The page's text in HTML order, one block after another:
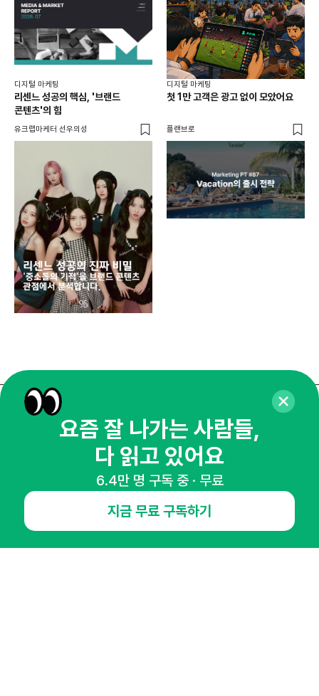
디지털 마케팅
리센느 성공의 핵심, '브랜드
콘텐츠'의 힘
유크랩마케터 선우의성
디지털 마케팅
첫 1만 고객은 광고 없이 모았어요
플랜브로
매주 화요일 아침,
마케팅 감각을 깨워 드릴게요!
65,043명의 마케터를 성장시키는 뉴스레터
요즘 잘 나가는 사람들,
다 읽고 있어요
6.4만 명 구독 중 · 무료
지금 무료 구독하기